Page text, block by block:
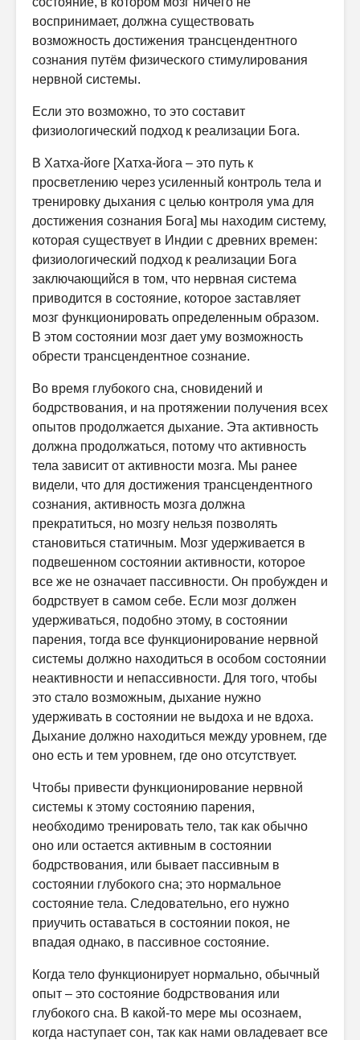
воспринимает, должна существовать
возможность достижения трансцендентного
сознания путём физического стимулирования
нервной системы.
Если это возможно, то это составит
физиологический подход к реализации Бога.
В Хатха-йоге [Хатха-йога – это путь к
просветлению через усиленный контроль тела и
тренировку дыхания с целью контроля ума для
достижения сознания Бога] мы находим систему,
которая существует в Индии с древних времен:
физиологический подход к реализации Бога
заключающийся в том, что нервная система
приводится в состояние, которое заставляет
мозг функционировать определенным образом.
В этом состоянии мозг дает уму возможность
обрести трансцендентное сознание.
Во время глубокого сна, сновидений и
бодрствования, и на протяжении получения всех
опытов продолжается дыхание. Эта активность
должна продолжаться, потому что активность
тела зависит от активности мозга. Мы ранее
видели, что для достижения трансцендентного
сознания, активность мозга должна
прекратиться, но мозгу нельзя позволять
становиться статичным. Мозг удерживается в
подвешенном состоянии активности, которое
все же не означает пассивности. Он пробужден и
бодрствует в самом себе. Если мозг должен
удерживаться, подобно этому, в состоянии
парения, тогда все функционирование нервной
системы должно находиться в особом состоянии
неактивности и непассивности. Для того, чтобы
это стало возможным, дыхание нужно
удерживать в состоянии не выдоха и не вдоха.
Дыхание должно находиться между уровнем, где
оно есть и тем уровнем, где оно отсутствует.
Чтобы привести функционирование нервной
системы к этому состоянию парения,
необходимо тренировать тело, так как обычно
оно или остается активным в состоянии
бодрствования, или бывает пассивным в
состоянии глубокого сна; это нормальное
состояние тела. Следовательно, его нужно
приучить оставаться в состоянии покоя, не
впадая однако, в пассивное состояние.
Когда тело функционирует нормально, обычный
опыт – это состояние бодрствования или
глубокого сна. В какой-то мере мы осознаем,
когда наступает сон, так как нами овладевает все